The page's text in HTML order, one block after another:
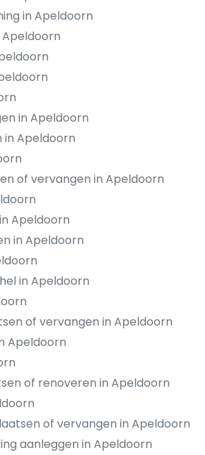
in Apeldoorn
in Apeldoorn
in Apeldoorn
of vervangen in Apeldoorn
Apeldoorn
in Apeldoorn
in Apeldoorn
of vervangen in Apeldoorn
Apeldoorn
of renoveren in Apeldoorn
of vervangen in Apeldoorn
aanleggen in Apeldoorn